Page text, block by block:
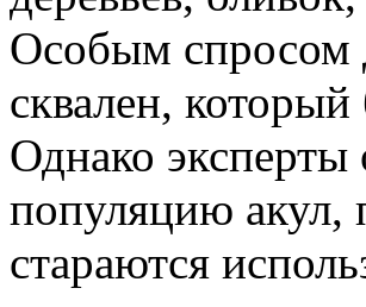
Особым спросом
сквален,
Однако эксперты
популяцию акул,
стараются